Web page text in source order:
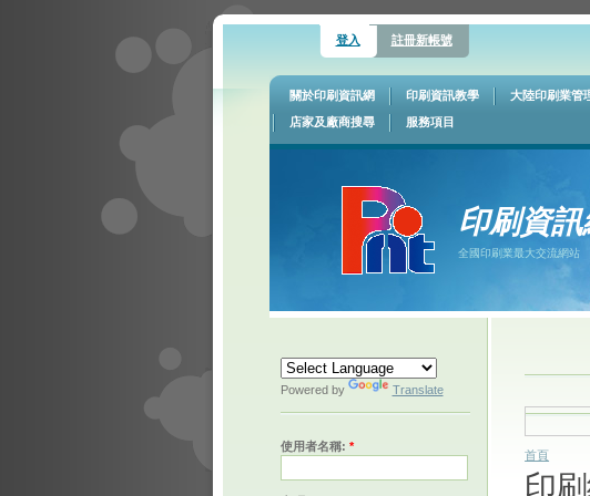
登入 註冊新帳號
關於印刷資訊網 印刷資訊教學 大陸印刷業管
店家及廠商搜尋
服務項目
印刷資
全國印刷業最大交流網站
Powered by Translate
使用者名稱: *
首頁
印